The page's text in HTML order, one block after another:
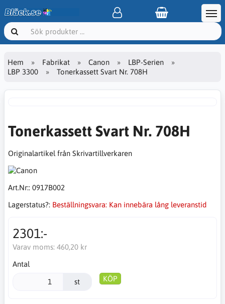
Hem Fabrikat Canon
LBP-Serien
LBP 3300
Tonerkassett Svart Nr. 708H
Tonerkassett Svart Nr. 708H
Originalartikel från Skrivartillverkaren
Art.Nr:: 0917B002
Lagerstatus?: Beställningsvara: Kan innebära lång leveranstid
2301:-
Varav moms: 460,20 kr
Antal
st KÖP